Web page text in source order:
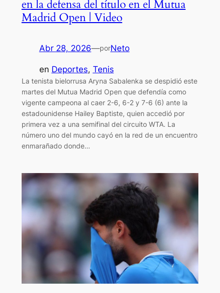
en la defensa del título en el Mutua
Madrid Open | Video
Abr 28, 2026—porNeto
en Deportes, Tenis
La tenista bielorrusa Aryna Sabalenka se despidió este
martes del Mutua Madrid Open que defendía como
vigente campeona al caer 2-6, 6-2 y 7-6 (6) ante la
estadounidense Hailey Baptiste, quien accedió por
primera vez a una semifinal del circuito WTA. La
número uno del mundo cayó en la red de un encuentro
enmarañado donde…